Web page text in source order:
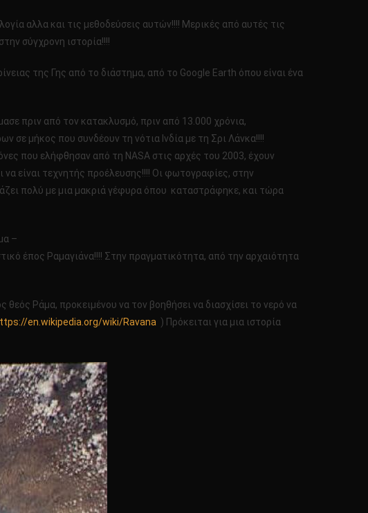
αλλα και τις μεθοδεύσεις αυτών!!!! Μερικές από αυτές τις
σύγχρονη ιστορία!!!!
της Γης από το διάστημα, από το Google Earth όπου είναι ένα
πριν από τον κατακλυσμό, πριν από 13.000 χρόνια,
σε μήκος που συνδέουν τη νότια Ινδία με τη Σρι Λάνκα!!!!
που ελήφθησαν από τη NASA στις αρχές του 2003, έχουν
είναι τεχνητής προέλευσης!!!! Οι φωτογραφίες, στην
πολύ με μια μακριά γέφυρα όπου καταστράφηκε, και τώρα
–
έπος Ραμαγιάνα!!!! Στην πραγματικότητα, από την αρχαιότητα
Ράμα, προκειμένου να τον βοηθήσει να διασχίσει το νερό να
en.wikipedia.org/wiki/Ravana ) Πρόκειται για μια ιστορία